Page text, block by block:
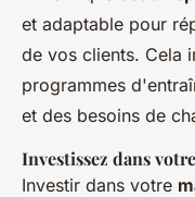
et adaptable pour
de vos clients. Cela
programmes
et des besoins de
Investissez dans
Investir dans votre